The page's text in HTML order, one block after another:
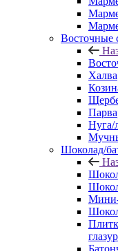
Восточные
Халва
Нуга/
Шоколад/